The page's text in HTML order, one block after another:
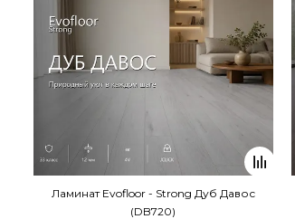
Ламинат Evofloor - Strong Дуб Давос
(DB720)